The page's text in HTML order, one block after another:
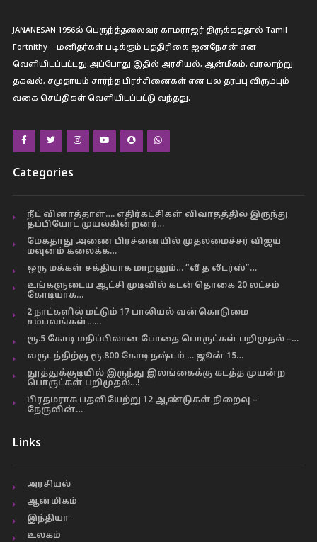
JANANESAN 1956ல் பெருந்த்தலைவர் காமராஜர் திருக்கத்தால் Tamil
Fortnithy – மனிதர்கள் படிக்கும் பத்திரிகை ஐனநேசன் என
வெளியிடப்பட்டது.அப்போது இதில் அரசியல், ஆன்மீகம், வரலாற்று
தகவல், சமுதாயம் சார்ந்த பிரச்சினைகள் என பல தரப்பு விரும்பும்
வகை செய்திகள் வெளியிடப்பட்டு வந்தது.
Categories
நீட் வினாத்தாள்…. எதிர்கட்சிகள் விவாதத்தில் இருந்து
தப்பியோட முயல்கின்றனர்…
மேகதாது அணை பிரச்னையில் முதலமைச்சர் விஜய்
மவுனம் கலைக்க…
ஒரு மக்கள் சக்தியாக மாறனும்… “வீ த லீடர்ஸ்”…
உங்களுடைய ஆட்சி முடிவில் கடன்தொகை 20 லட்சம்
கோடியாக…
2 நாட்களில் மட்டும் 17 பாலியல் வன்கொடுமை
சம்பவங்கள்……
ரூ.5 கோடி மதிப்பிலான போதை பொருட்கள் பறிமுதல் –…
வருடத்திற்கு ரூ.800 கோடி நஷ்டம் … ஜூன் 15…
தூத்துக்குடியில் இருந்து இலங்கைக்கு கடத்த முயன்ற
பொருட்கள் பறிமுதல்…!
பிரதமராக பதவியேற்று 12 ஆண்டுகள் நிறைவு –
நேருவின்…
Links
அரசியல்
ஆன்மிகம்
இந்தியா
உலகம்